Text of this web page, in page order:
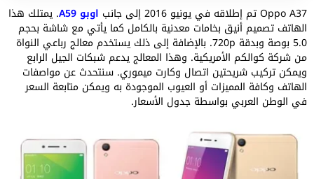
Oppo A37 تم إطلاقه في يونيو 2016 إلى جانب اوبو A59 . يمتلك هذا
الهاتف تصميم أنيق بخامات معدنية بالكامل كما يأتي مع شاشة بحجم
5.0 بوصة وبدقة 720p. بالإضافة إلى ذلك يستخدم معالج رباعي النواة
من شركة كوالكم الأمريكية. وهذا المعالج يدعم شبكات الجيل الرابع
ويمكن تركيب شريحتين اتصال وكارت ميموري. سنتحدث عن مواصفات
الهاتف وكافة المميزات أو العيوب الموجودة به ويمكن متابعة السعر
في الوطن العربي بواسطة جدول الأسعار.